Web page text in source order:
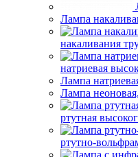
Лампа
накаливания
натриевая
Лампа
Лампа
ртутная
ртутно-